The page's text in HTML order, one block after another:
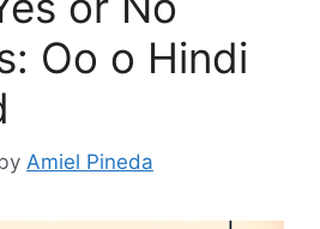
Oo o Hindi
Amiel Pineda